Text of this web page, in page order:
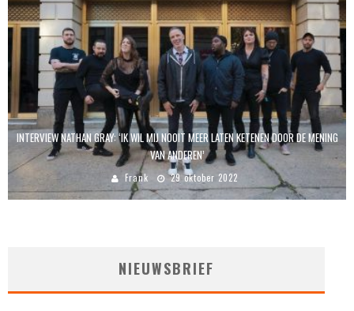
INTERVIEW NATHAN GRAY: ‘IK WIL MIJ NOOIT MEER LATEN KETENEN DOOR DE MENING
VAN ANDEREN’
Frank 29 oktober 2022
NIEUWSBRIEF